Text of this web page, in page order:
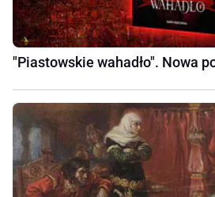
"Piastowskie wahadło". Nowa